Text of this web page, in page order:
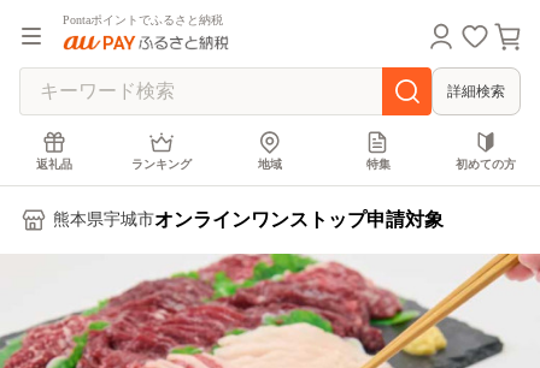
Pontaポイントでふるさと納税
詳細検索
返礼品 ランキング 地域 特集 初めての方
熊本県宇城市オンラインワンストップ申請対象